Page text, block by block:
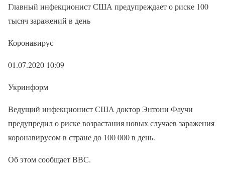
Главный инфекционист США предупреждает о риске 100
тысяч заражений в день
Коронавирус
01.07.2020 10:09
Укринформ
Ведущий инфекционист США доктор Энтони Фаучи
предупредил о риске возрастания новых случаев заражения
коронавирусом в стране до 100 000 в день.
Об этом сообщает ВВС.